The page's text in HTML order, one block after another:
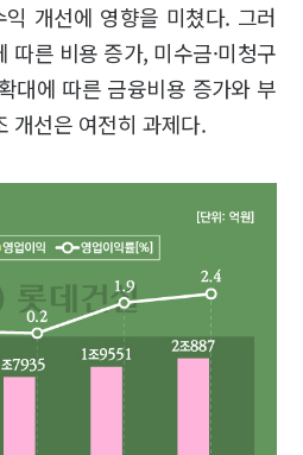
개선에 영향을 미쳤다. 그러
따른 비용 증가, 미수금·미청구
대에 따른 금융비용 증가와 부
개선은 여전히 과제다.